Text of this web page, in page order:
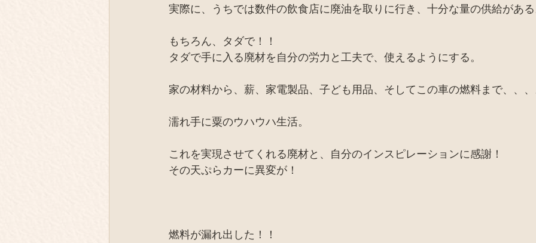
実際に、うちでは数件の飲食店に廃油を取りに行き、十分な量の供給があ
もちろん、タダで！！
タダで手に入る廃材を自分の労力と工夫で、使えるようにする。
家の材料から、薪、家電製品、子ども用品、そしてこの車の燃料まで、、
濡れ手に粟のウハウハ生活。
これを実現させてくれる廃材と、自分のインスピレーションに感謝！
その天ぷらカーに異変が！
燃料が漏れ出した！！